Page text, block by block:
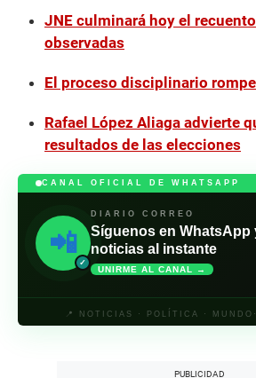
JNE culminará hoy el
observadas
El proceso disciplinario
Rafael López Aliaga advierte
resultados de las elecciones
CANAL OFICIAL DE WHATSAPP
📲
✓
DIARIO CORREO
Síguenos en WhatsApp
noticias al instante
UNIRME AL CANAL →
📍 NOTICIAS · POLÍTICA ·